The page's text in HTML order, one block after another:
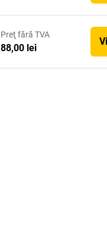
Preţ fără TVA
88,00 lei